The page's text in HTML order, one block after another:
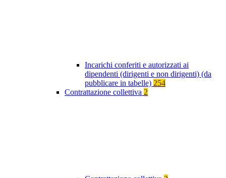
Incarichi conferiti e autorizzati ai
dipendenti (dirigenti e non dirigenti) (da
pubblicare in tabelle) 254
Contrattazione collettiva 2